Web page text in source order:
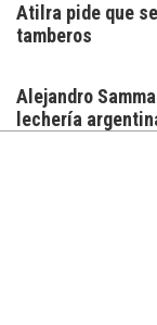
Atilra pide que
tamberos
Alejandro
lechería